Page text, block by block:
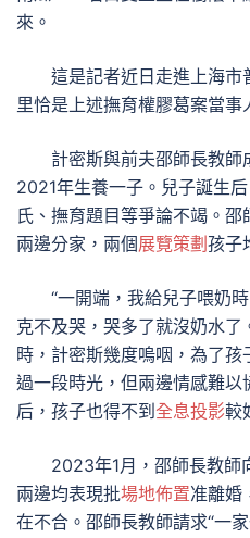
來。
這是記者近日走進上海
里恰是上述撫育權膠葛案當事
計密斯與前夫邵師長教師
2021年生養一子。兒子誕生
氏、撫育題目等爭論不竭。邵
兩邊分家，兩個展覽策劃 孩子
“一開端，我給兒子喂奶
克不及哭，哭多了就沒奶水了
時，計密斯幾度嗚咽，為了
過一段時光，但兩邊情感難
后，孩子也得不到 全息投影較
2023年1月，邵師長教師
兩邊均表現批場地佈置准離婚
在不合。邵師長教師請求“一